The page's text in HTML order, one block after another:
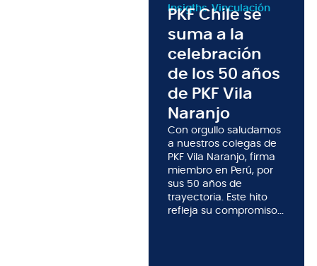
Insigths, Vinculación
PKF Chile se
suma a la
celebración
de los 50 años
de PKF Vila
Naranjo
Con orgullo saludamos
a nuestros colegas de
PKF Vila Naranjo, firma
miembro en Perú, por
sus 50 años de
trayectoria. Este hito
refleja su compromiso...